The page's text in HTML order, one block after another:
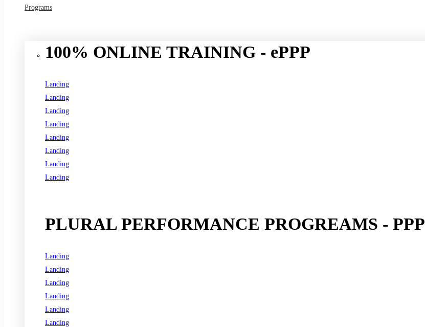
Programs
100% ONLINE TRAINING - ePPP
Landing
Landing
Landing
Landing
Landing
Landing
Landing
Landing
PLURAL PERFORMANCE PROGREAMS - PPP
Landing
Landing
Landing
Landing
Landing
Landing